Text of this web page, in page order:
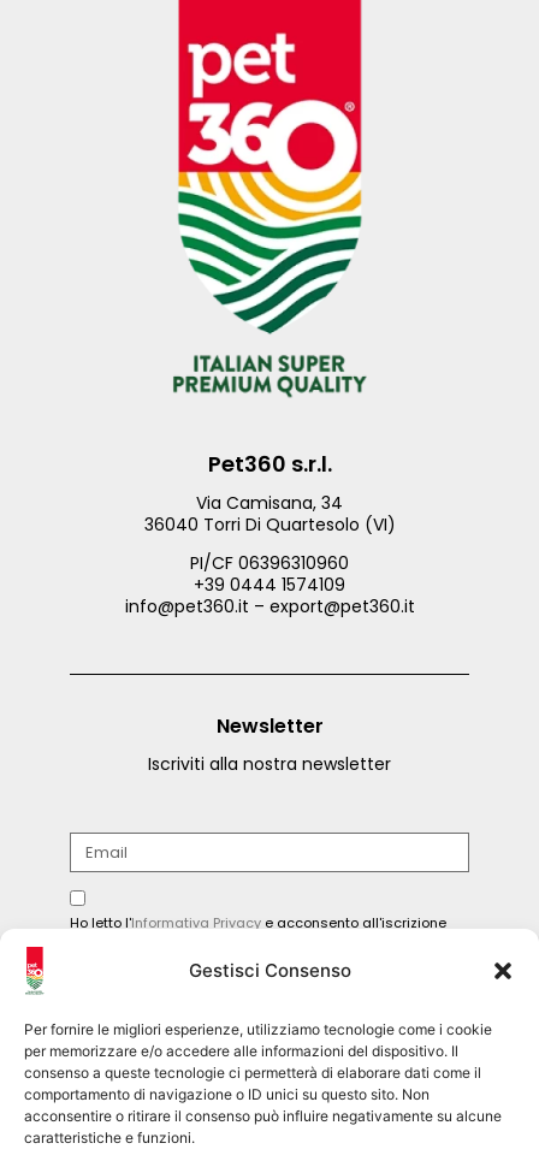
Gestisci Consenso
Per fornire le migliori esperienze, utilizziamo tecnologie come i cookie
per memorizzare e/o accedere alle informazioni del dispositivo. Il
consenso a queste tecnologie ci permetterà di elaborare dati come il
comportamento di navigazione o ID unici su questo sito. Non
acconsentire o ritirare il consenso può influire negativamente su alcune
caratteristiche e funzioni.
Pet360 s.r.l.
Via Camisana, 34
36040 Torri Di Quartesolo (VI)
PI/CF 06396310960
+39 0444 1574109
info@pet360.it – export@pet360.it
Newsletter
Iscriviti alla nostra newsletter
Ho letto l'Informativa Privacy e acconsento all'iscrizione
INVIA
Seguici sui social